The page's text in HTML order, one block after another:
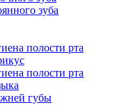
зуба
полости рта
полости рта
губы